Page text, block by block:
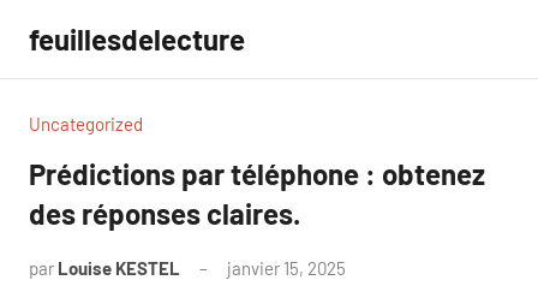
contenu
feuillesdelecture
Uncategorized
Prédictions par téléphone : obtenez
des réponses claires.
par Louise KESTEL janvier 15, 2025